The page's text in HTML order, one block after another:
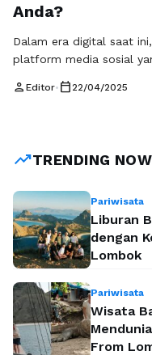
Anda?
Dalam era digital saat
platform media sosial
bulannya, Instagram
dan …Baca Selengkapnya
person Editor• calendar_today 22/04/2025
trending_upTRENDING NOW
Pariwisata
Liburan
dengan
Lombok
Pariwisata
Wisata
From